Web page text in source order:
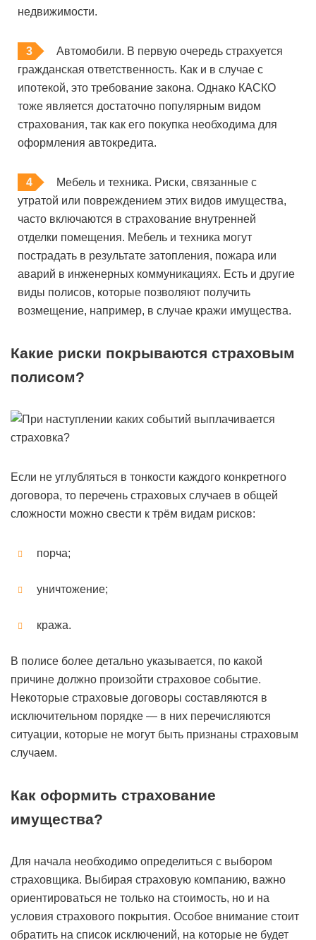
недвижимости.
Автомобили. В первую очередь страхуется
гражданская ответственность. Как и в случае с
ипотекой, это требование закона. Однако КАСКО
тоже является достаточно популярным видом
страхования, так как его покупка необходима для
оформления автокредита.
Мебель и техника. Риски, связанные с
утратой или повреждением этих видов имущества,
часто включаются в страхование внутренней
отделки помещения. Мебель и техника могут
пострадать в результате затопления, пожара или
аварий в инженерных коммуникациях. Есть и другие
виды полисов, которые позволяют получить
возмещение, например, в случае кражи имущества.
Какие риски покрываются страховым
полисом?
Если не углубляться в тонкости каждого конкретного
договора, то перечень страховых случаев в общей
сложности можно свести к трём видам рисков:
порча;
уничтожение;
кража.
В полисе более детально указывается, по какой
причине должно произойти страховое событие.
Некоторые страховые договоры составляются в
исключительном порядке — в них перечисляются
ситуации, которые не могут быть признаны страховым
случаем.
Как оформить страхование
имущества?
Для начала необходимо определиться с выбором
страховщика. Выбирая страховую компанию, важно
ориентироваться не только на стоимость, но и на
условия страхового покрытия. Особое внимание стоит
обратить на список исключений, на которые не будет